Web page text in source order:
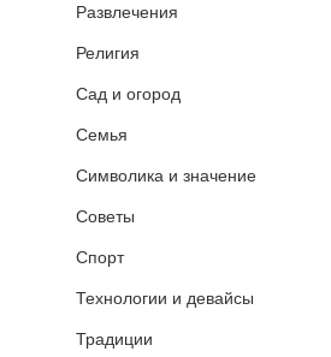
Развлечения
Религия
Сад и огород
Семья
Символика и значение
Советы
Спорт
Технологии и девайсы
Традиции